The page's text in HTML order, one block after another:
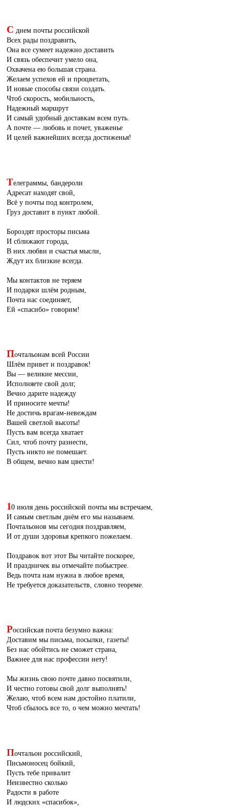
С днем почты российской
Всех рады поздравить,
Она все сумеет надежно доставить
И связь обеспечит умело она,
Охвачена ею большая страна.
Желаем успехов ей и процветать,
И новые способы связи создать.
Чтоб скорость, мобильность,
Надежный маршрут
И самый удобный доставкам всем путь.
А почте — любовь и почет, уваженье
И целей важнейших всегда достиженья!
Телеграммы, бандероли
Адресат находят свой,
Всё у почты под контролем,
Груз доставит в пункт любой.
Бороздят просторы письма
И сближают города,
В них любви и счастья мысли,
Ждут их близкие всегда.
Мы контактов не теряем
И подарки шлём родным,
Почта нас соединяет,
Ей «спасибо» говорим!
Почтальонам всей России
Шлём привет и поздравок!
Вы — великие мессии,
Исполняете свой долг,
Вечно дарите надежду
И приносите мечты!
Не достичь врагам-невеждам
Вашей светлой высоты!
Пусть вам всегда хватает
Сил, чтоб почту разнести,
Пусть никто не помешает.
В общем, вечно вам цвести!
10 июля день российской почты мы встречаем,
И самым светлым днём его мы называем.
Почтальонов мы сегодня поздравляем,
И от души здоровья крепкого пожелаем.
Поздравок вот этот Вы читайте поскорее,
И праздничек вы отмечайте побыстрее.
Ведь почта нам нужна в любое время,
Не требуется доказательств, словно теореме.
Российская почта безумно важна:
Доставим мы письма, посылки, газеты!
Без нас обойтись не сможет страна,
Важнее для нас профессии нету!
Мы жизнь свою почте давно посвятили,
И честно готовы свой долг выполнять!
Желаю, чтоб всем нам достойно платили,
Чтоб сбылось все то, о чем можно мечтать!
Почтальон российский,
Письмоносец бойкий,
Пусть тебе привалит
Неизвестно сколько
Радости в работе
И людских «спасибок»,